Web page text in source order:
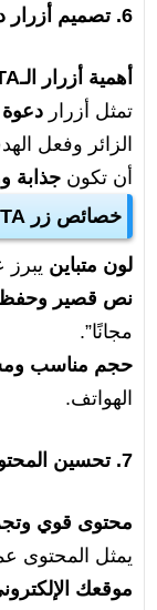
6. تصميم أزرار دعوة لاتخاذ إجراء (CTA) جذابة
أهمية أزرار الـCTA
تمثل أزراردعوة
الزائر وفعل
أن تكونجذابة
خصائص زر CTA فعال
لون متباين يبرز
نص قصير
مجانًا”.
حجم مناسب
الهواتف.
7. تحسين المحتوى ووضوح النصوص
محتوى قوي
يمثل المحتوى
موقعك